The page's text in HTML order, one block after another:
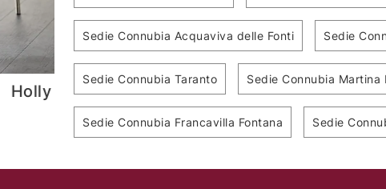
Rebecca Aura
Sedie Connubia Acquaviva delle Fonti Sedie
Sedie Connubia Taranto Sedie Connubia Martina
Sedie Connubia Francavilla Fontana Sedie